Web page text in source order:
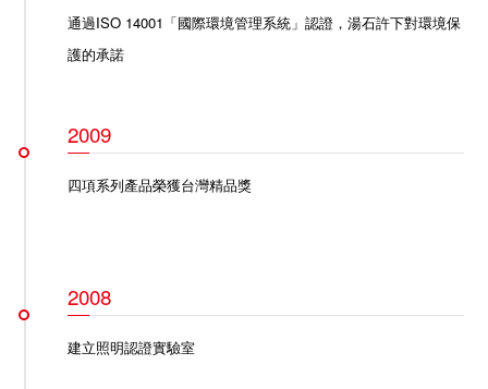
通過ISO 14001「國際環境管理系統」認證，湯石許下對環境保
護的承諾
2009
四項系列產品榮獲台灣精品獎
2008
建立照明認證實驗室